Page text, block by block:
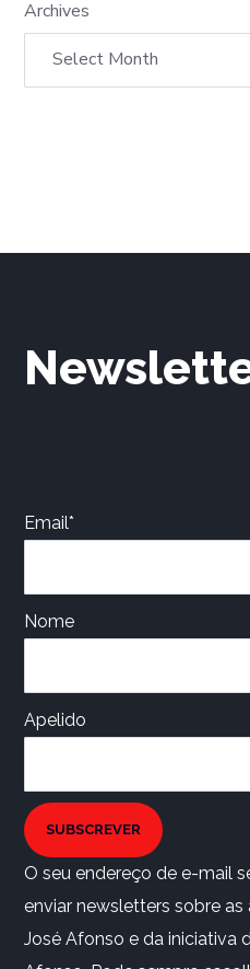
Archives
Email*
Nome
Apelido
SUBSCREVER
O seu endereço de e-mail
enviar newsletters sobre
José Afonso e da iniciativa